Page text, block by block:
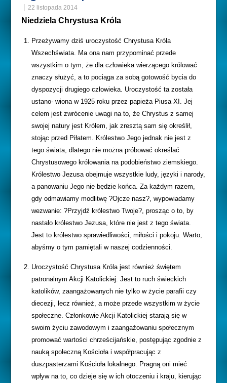
22 listopada 2014
Niedziela Chrystusa Króla
Przeżywamy dziś uroczystość Chrystusa Króla
Wszechświata. Ma ona nam przypominać przede
wszystkim o tym, że dla człowieka wierzącego królować
znaczy służyć, a to pociąga za sobą gotowość bycia do
dyspozycji drugiego człowieka. Uroczystość ta została
ustano- wiona w 1925 roku przez papieża Piusa XI. Jej
celem jest zwrócenie uwagi na to, że Chrystus z samej
swojej natury jest Królem, jak zresztą sam się określił,
stojąc przed Piłatem. Królestwo Jego jednak nie jest z
tego świata, dlatego nie można próbować określać
Chrystusowego królowania na podobieństwo ziemskiego.
Królestwo Jezusa obejmuje wszystkie ludy, języki i narody,
a panowaniu Jego nie będzie końca. Za każdym razem,
gdy odmawiamy modlitwę ?Ojcze nasz?, wypowiadamy
wezwanie: ?Przyjdź królestwo Twoje?, prosząc o to, by
nastało królestwo Jezusa, które nie jest z tego świata.
Jest to królestwo sprawiedliwości, miłości i pokoju. Warto,
abyśmy o tym pamiętali w naszej codzienności.
Uroczystość Chrystusa Króla jest również świętem
patronalnym Akcji Katolickiej. Jest to ruch świeckich
katolików, zaangażowanych nie tylko w życie parafii czy
diecezji, lecz również, a może przede wszystkim w życie
społeczne. Członkowie Akcji Katolickiej starają się w
swoim życiu zawodowym i zaangażowaniu społecznym
promować wartości chrześcijańskie, postępując zgodnie z
nauką społeczną Kościoła i współpracując z
duszpasterzami Kościoła lokalnego. Pragną oni mieć
wpływ na to, co dzieje się w ich otoczeniu i kraju, kierując